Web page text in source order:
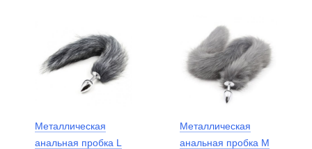
Металлическая
анальная пробка L
Металлическая
анальная пробка M